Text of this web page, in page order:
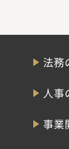
法務
人事
事業